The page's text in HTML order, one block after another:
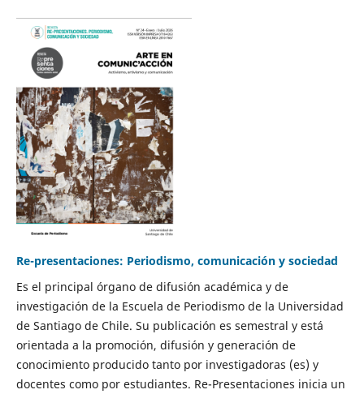
Re-presentaciones: Periodismo, comunicación y sociedad
Es el principal órgano de difusión académica y de
investigación de la Escuela de Periodismo de la Universidad
de Santiago de Chile. Su publicación es semestral y está
orientada a la promoción, difusión y generación de
conocimiento producido tanto por investigadoras (es) y
docentes como por estudiantes. Re-Presentaciones inicia un